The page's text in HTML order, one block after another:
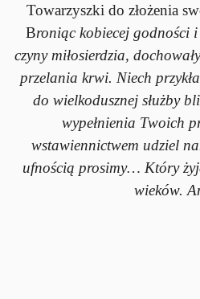
Towarzyszki do złożenia
Broniąc kobiecej godności i
czyny miłosierdzia,
przelania krwi. Niech
do wielkodusznej służby
wypełnienia Twoich
wstawiennictwem udziel
ufnością prosimy… Który
wieków.